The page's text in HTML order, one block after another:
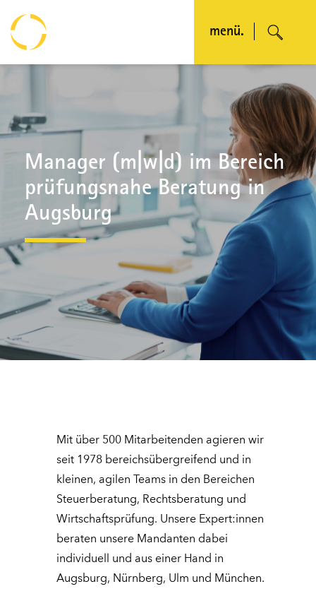
menü.
Manager (m|w|d) im Bereich
prüfungsnahe Beratung in
Augsburg
Mit über 500 Mitarbeitenden agieren wir
seit 1978 bereichsübergreifend und in
kleinen, agilen Teams in den Bereichen
Steuerberatung, Rechtsberatung und
Wirtschaftsprüfung. Unsere Expert:innen
beraten unsere Mandanten dabei
individuell und aus einer Hand in
Augsburg, Nürnberg, Ulm und München.